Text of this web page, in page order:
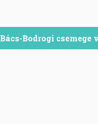
Bács-Bodrogi csemege